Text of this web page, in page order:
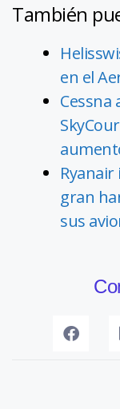
También
en el
Cessna
gran
sus